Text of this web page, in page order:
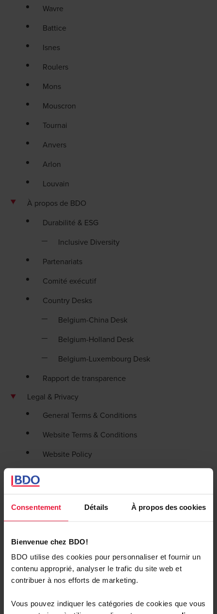
Consentement Détails À propos des cookies
Bienvenue chez BDO!
BDO utilise des cookies pour personnaliser et fournir un
contenu approprié, analyser le trafic du site web et
contribuer à nos efforts de marketing.
Vous pouvez indiquer les catégories de cookies que vous
Wavre
Battice
Isnes
Roulers
Mons
Mouscron
Tournai
Anvers
Arlon
Louvain
À propos de BDO
Durabilité & ESG
Inclusive Diversity
Partenariats
Comité exécutif
Country Desks
Belgium-China Desk
Belgium-Holland Desk
Belgium-Luxembourg Desk
Rapport de transparence
Legal & Privacy
General Terms & Conditions
Website Terms & Conditions
Website Policy
Politique de dénonciation
Déclaration de confidentialité relative à la
des client
BCRs
Code de conduite des fournisseurs
protection des données à caractère personnel